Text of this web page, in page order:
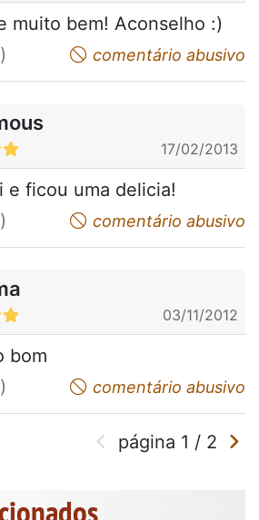
muito bem! Aconselho :)
not appreciatecomentário abusivo
17/02/2013
e ficou uma delicia!
not appreciatecomentário abusivo
03/11/2012
bom
not appreciatecomentário abusivo
página 1 / 2